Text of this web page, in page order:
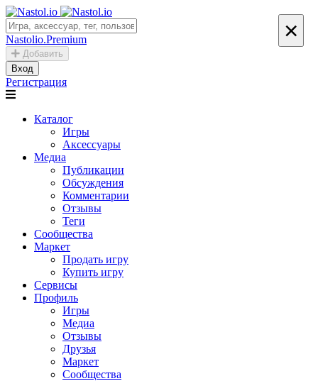
Nastolio.Premium
Добавить
Вход
Регистрация
Каталог
Игры
Аксессуары
Медиа
Публикации
Обсуждения
Комментарии
Отзывы
Теги
Сообщества
Маркет
Продать игру
Купить игру
Сервисы
Профиль
Игры
Медиа
Отзывы
Друзья
Маркет
Сообщества
×